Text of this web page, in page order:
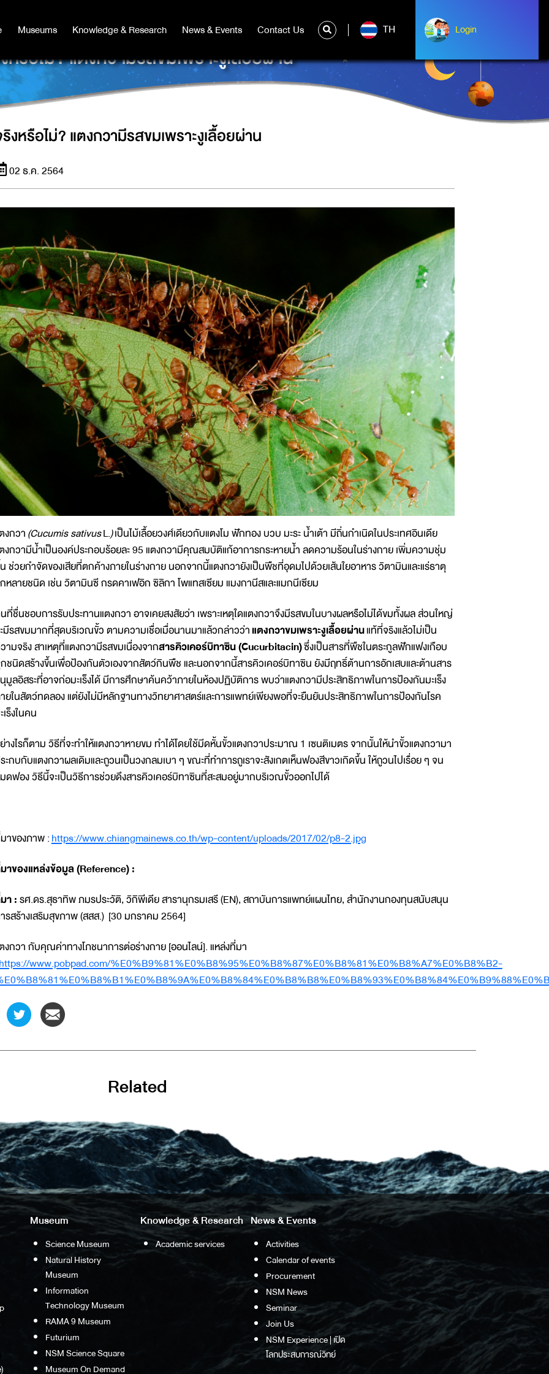
Museums Knowledge & Research News & Events Contact Us
Museums Knowledge & Research News & Events Contact Us TH Login
Login
หรือไม่? แตงกวามีรสขมเพราะงูเลื้อยผ่าน
งหรือไม่? แตงกวามีรสขมเพราะงูเลื้อยผ่าน
02 ธ.ค. 2564
งกวา(Cucumis sativusL.)เป็นไม้เลื้อยวงศ์เดียวกับแตงโม ฟักทอง บวบ มะระ น้ำเต้า มีถิ่นกำเนิดในประเทศอินเดีย
งกวามีน้ำเป็นองค์ประกอบร้อยละ 95 แตงกวามีคุณสมบัติแก้อาการกระหายน้ำ ลดความร้อนในร่างกาย เพิ่มความชุ่ม
ช่วยกำจัดของเสียที่ตกค้างภายในร่างกาย นอกจากนี้แตงกวายังเป็นพืชที่อุดมไปด้วยเส้นใยอาหาร วิตามินและแร่ธาตุ
หลายชนิด เช่น วิตามินซี กรดคาเฟอิก ซิลิกา โพแทสเซียม แมงกานีสและแมกนีเซียม
ที่ชื่นชอบการรับประทานแตงกวา อาจเคยสงสัยว่า เพราะเหตุใดแตงกวาจึงมีรสขมในบางผลหรือไม่ได้ขมทั้งผล ส่วนใหญ่
มีรสขมมากที่สุดบริเวณขั้ว ตามความเชื่อเมื่อนานมาแล้วกล่าวว่าแตงกวาขมเพราะงูเลื้อยผ่านแท้ที่จริงแล้วไม่เป็น
ามจริง สาเหตุที่แตงกวามีรสขมเนื่องจากสารคิวเคอร์บิทาซิน (Cucurbitacin)ซึ่งเป็นสารที่พืชในตระกูลฟักแฟงเกือบ
ชนิดสร้างขึ้นเพื่อป้องกันตัวเองจากสัตว์กินพืช และนอกจากนี้สารคิวเคอร์บิทาซิน ยังมีฤทธิ์ต้านการอักเสบและต้านสาร
มูลอิสระที่อาจก่อมะเร็งได้ มีการศึกษาค้นคว้าภายในห้องปฏิบัติการ พบว่าแตงกวามีประสิทธิภาพในการป้องกันมะเร็ง
ยในสัตว์ทดลอง แต่ยังไม่่มีหลักฐานทางวิทยาศาสตร์และการแพทย์เพียงพอที่จะยืนยันประสิทธิภาพในการป้องกันโรค
เร็งในคน
างไรก็ตาม วิธีที่จะทำให้แตงกวาหายขม ทำได้โดยใช้มีดหั้นขั้วแตงกวาประมาณ 1 เซนติเมตร จากนั้นให้นำขั้วแตงกวามา
ะกบกับแตงกวาผลเดิมและถูวนเป็นวงกลมเบา ๆ ขณะที่ทำการถูเราจะสังเกตเห็นฟองสีขาวเกิดขึ้น ให้ถูวนไปเรื่อย ๆ จน
ดฟอง วิธีนี้จะเป็นวิธีการช่วยดึงสารคิวเคอร์บิทาซินที่สะสมอยู่มากบริเวณขั้วออกไปได้
าของภาพ :https://www.chiangmainews.co.th/wp-content/uploads/2017/02/p8-2.jpg
าของแหล่งข้อมูล (Reference) :
า :รศ.ดร.สุธาทิพ ภมรประวัติ, วิกิพีเดีย สารานุกรมเสรี (EN), สถาบันการแพทย์แผนไทย, สำนักงานกองทุนสนับสนุน
รสร้างเสริมสุขภาพ (สสส.) [30 มกราคม 2564]
งกวา กับคุณค่าทางโภชนาการต่อร่างกาย [ออนไลน์]. แหล่งที่มา
https://www.pobpad.com/%E0%B9%81%E0%B8%95%E0%B8%87%E0%B8%81%E0%B8%A7%E0%B8%B2-
Related
Museum
Science Museum
Natural History
Museum
Information
Technology Museum
RAMA 9 Museum
Futurium
NSM Science Square
Museum On Demand
Knowledge & Research
Academic services
News & Events
Activities
Calendar of events
Procurement
NSM News
Seminar
Join Us
NSM Experience | เปิด
โลกประสบการณ์วิทย์